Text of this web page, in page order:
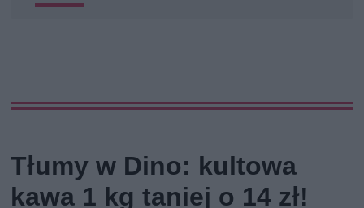
Tłumy w Dino: kultowa
kawa 1 kg taniej o 14 zł!